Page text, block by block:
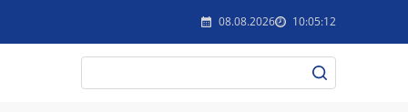
08.08.2026 10:05:12